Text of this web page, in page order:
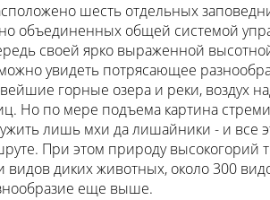
шесть отдельных
объединенных общей системой
своей ярко выраженной
увидеть потрясающее
горные озера и реки, воздух
Но по мере подъема картина
лишь мхи да лишайники - и все
При этом природу высокогорий
видов диких животных, около 300
еще выше.